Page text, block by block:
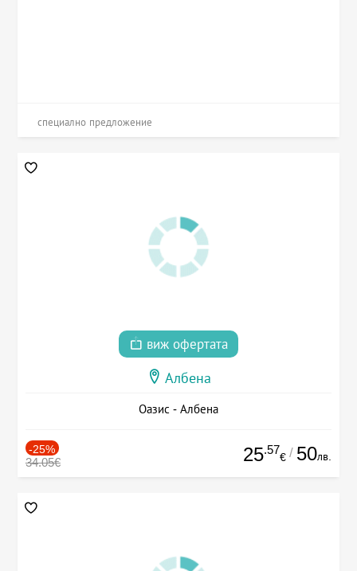
специално предложение
виж офертата
Албена
Оазис - Албена
-25%
34.05€ 25.57
€ / 50лв.